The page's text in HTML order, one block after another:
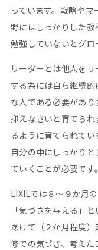
っています。戦略や
野にはしっかりした
勉強していないとグロ
リーダーとは他人を
する為には自ら継続
な人である必要があ
抑えなさいと育てら
るように育てられてい
自分の中にしっかり
ていくことが必要です。
LIXILでは８〜９か月
「気づきを与える」
あけて（２か月程度
修での気づき、考え